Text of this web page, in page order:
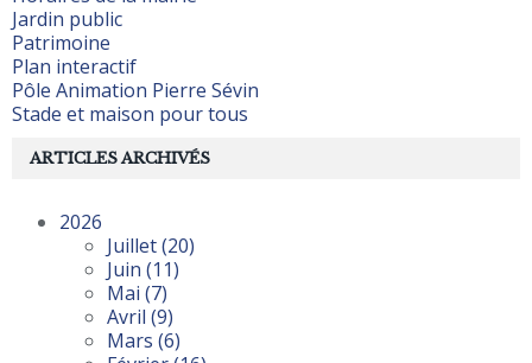
Jardin public
Patrimoine
Plan interactif
Pôle Animation Pierre Sévin
Stade et maison pour tous
ARTICLES ARCHIVÉS
2026
Juillet(20)
Juin (11)
Mai (7)
Avril (9)
Mars (6)